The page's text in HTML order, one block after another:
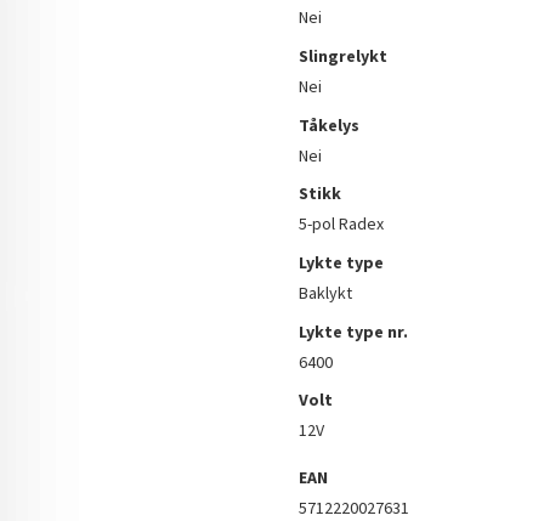
Nei
Slingrelykt
Nei
Tåkelys
Nei
Stikk
5-pol Radex
Lykte type
Baklykt
Lykte type nr.
6400
Volt
12V
EAN
5712220027631